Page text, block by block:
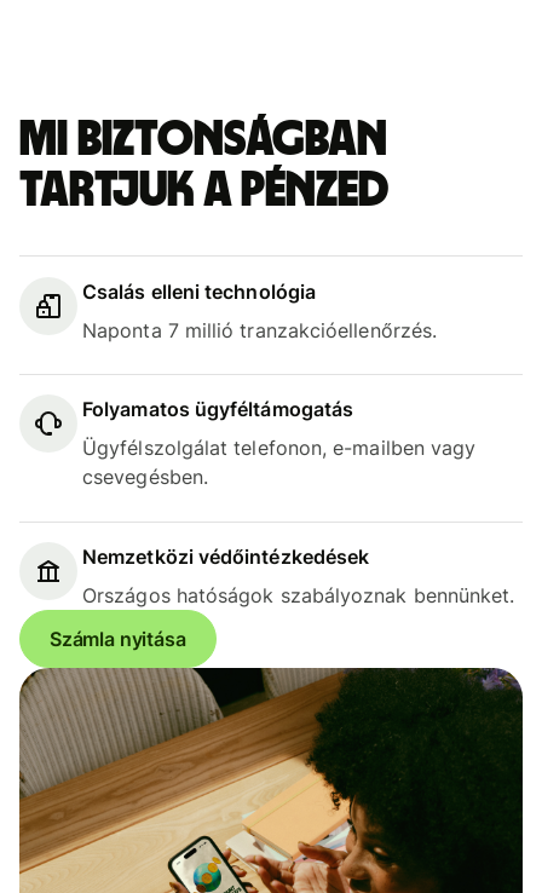
Mi biztonságban
tartjuk a pénzed
Csalás elleni technológia
Naponta 7 millió tranzakcióellenőrzés.
Folyamatos ügyféltámogatás
Ügyfélszolgálat telefonon, e-mailben vagy
csevegésben.
Nemzetközi védőintézkedések
Országos hatóságok szabályoznak bennünket.
Számla nyitása